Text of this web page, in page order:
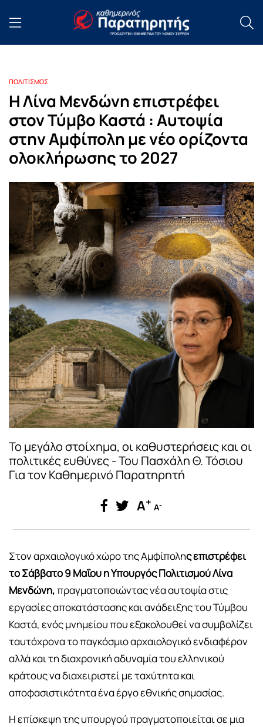
ΠΟΛΙΤΙΣΜΟΣ
Η Λίνα Μενδώνη επιστρέφει
στον Τύμβο Καστά : Αυτοψία
στην Αμφίπολη με νέο ορίζοντα
ολοκλήρωσης το 2027
Το μεγάλο στοίχημα, οι καθυστερήσεις και οι
πολιτικές ευθύνες - Του Πασχάλη Θ. Τόσιου
Για τον Καθημερινό Παρατηρητή
A+ A-
Στον αρχαιολογικό χώρο της Αμφίπολης επιστρέφει
το Σάββατο 9 Μαΐου η Υπουργός Πολιτισμού Λίνα
Μενδώνη,πραγματοποιώντας νέα αυτοψία στις
εργασίες αποκατάστασης και ανάδειξης του Τύμβου
Καστά, ενός μνημείου που εξακολουθεί να συμβολίζει
ταυτόχρονα το παγκόσμιο αρχαιολογικό ενδιαφέρον
αλλά και τη διαχρονική αδυναμία του ελληνικού
κράτους να διαχειριστεί με ταχύτητα και
αποφασιστικότητα ένα έργο εθνικής σημασίας.
Η επίσκεψη της υπουργού πραγματοποιείται σε μια